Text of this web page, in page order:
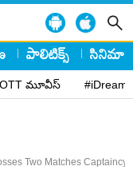
పాలిటిక్స్ సినిమా
OTT మూవీస్
Two Matches Captaincy